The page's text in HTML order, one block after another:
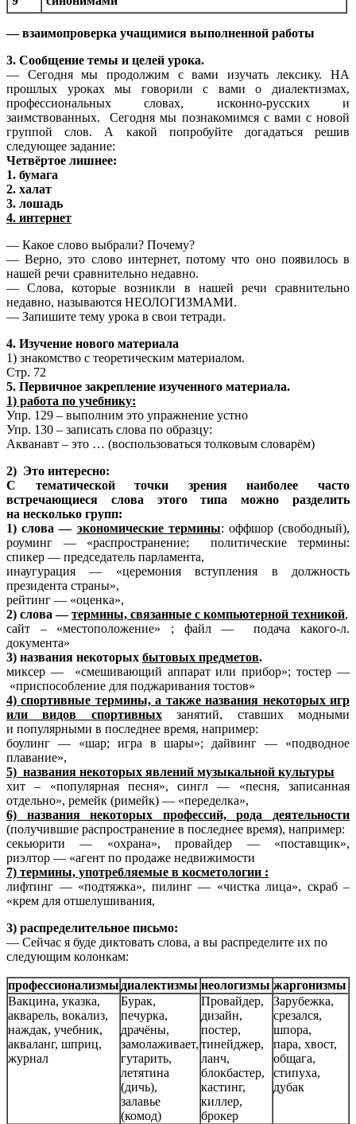
— взаимопроверка учащимися выполненной работы
3. Сообщение темы и целей урока.
— Сегодня мы продолжим с вами изучать лексику. НА
прошлых уроках мы говорили с вами о диалектизмах,
профессиональных словах, исконно-русских и
заимствованных. Сегодня мы познакомимся с вами с новой
группой слов. А какой попробуйте догадаться решив
следующее задание:
Четвёртое лишнее:
1. бумага
2. халат
3. лошадь
4. интернет
— Какое слово выбрали? Почему?
— Верно, это слово интернет, потому что оно появилось в
нашей речи сравнительно недавно.
— Слова, которые возникли в нашей речи сравнительно
недавно, называются НЕОЛОГИЗМАМИ.
— Запишите тему урока в свои тетради.
4. Изучение нового материала
1) знакомство с теоретическим материалом.
Стр. 72
5. Первичное закрепление изученного материала.
1) работа по учебнику:
Упр. 129 – выполним это упражнение устно
Упр. 130 – записать слова по образцу:
Акванавт – это … (воспользоваться толковым словарём)
2) Это интересно:
С тематической точки зрения наиболее часто
встречающиеся слова этого типа можно разделить
на несколько групп:
1) слова — экономические термины: оффшор (свободный),
роуминг — «распространение; политические термины:
спикер — председатель парламента,
инаугурация — «церемония вступления в должность
президента страны»,
рейтинг — «оценка»,
2) слова —термины, связанные с компьютерной техникой,
сайт – «местоположение» ; файл — подача какого-л.
документа»
3) названия некоторых бытовых предметов.
миксер — «смешивающий аппарат или прибор»; тостер —
«приспособление для поджаривания тостов»
4) спортивные термины, а также названия некоторых игр
или видов спортивныхзанятий, ставших модными
и популярными в последнее время, например:
боулинг — «шар; игра в шары»; дайвинг — «подводное
плавание»,
5) названия некоторых явлений музыкальной культуры
хит – «популярная песня», сингл — «песня, записанная
отдельно», ремейк (римейк) — «переделка»,
6) названия некоторых профессий, рода деятельности
(получившие распространение в последнее время), например:
секьюрити — «охрана», провайдер — «поставщик»,
риэлтор — «агент по продаже недвижимости
7) термины, употребляемые в косметологии :
лифтинг — «подтяжка», пилинг — «чистка лица», скраб –
«крем для отшелушивания,
3) распределительное письмо:
— Сейчас я буде диктовать слова, а вы распределите их по
следующим колонкам:
профессионализмы диалектизмы неологизмы жаргонизмы
Вакцина, указка,
акварель, вокализ,
наждак, учебник,
акваланг, шприц,
журнал
Бурак,
печурка,
драчёны,
замолаживает,
гутарить,
летятина
(дичь),
залавье
(комод)
Провайдер,
дизайн,
постер,
тинейджер,
ланч,
блокбастер,
кастинг,
киллер,
брокер
Зарубежка,
срезался,
шпора,
пара, хвост,
общага,
стипуха,
дубак